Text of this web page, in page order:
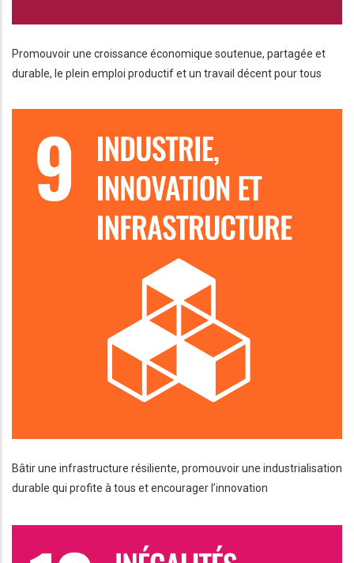
Promouvoir une croissance économique soutenue, partagée et
durable, le plein emploi productif et un travail décent pour tous
Bâtir une infrastructure résiliente, promouvoir une industrialisation
durable qui profite à tous et encourager l’innovation